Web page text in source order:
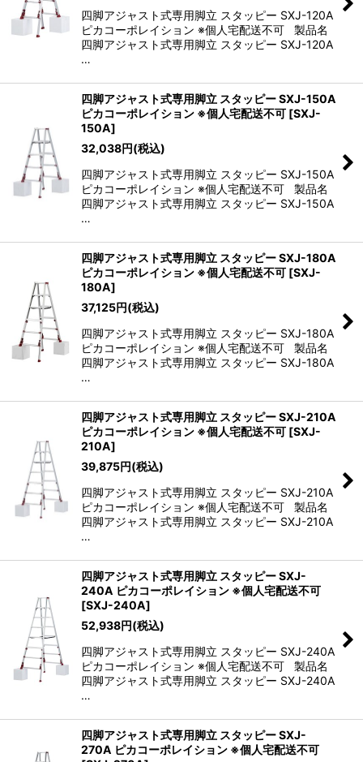
四脚アジャスト式専用脚立 スタッピー SXJ-120A
ピカコーポレイション ※個人宅配送不可 製品名
四脚アジャスト式専用脚立 スタッピー SXJ-120A
…
四脚アジャスト式専用脚立 スタッピー SXJ-150A
ピカコーポレイション ※個人宅配送不可 [SXJ-
150A]
32,038円(税込)
四脚アジャスト式専用脚立 スタッピー SXJ-150A
ピカコーポレイション ※個人宅配送不可 製品名
四脚アジャスト式専用脚立 スタッピー SXJ-150A
…
四脚アジャスト式専用脚立 スタッピー SXJ-180A
ピカコーポレイション ※個人宅配送不可 [SXJ-
180A]
37,125円(税込)
四脚アジャスト式専用脚立 スタッピー SXJ-180A
ピカコーポレイション ※個人宅配送不可 製品名
四脚アジャスト式専用脚立 スタッピー SXJ-180A
…
四脚アジャスト式専用脚立 スタッピー SXJ-210A
ピカコーポレイション ※個人宅配送不可 [SXJ-
210A]
39,875円(税込)
四脚アジャスト式専用脚立 スタッピー SXJ-210A
ピカコーポレイション ※個人宅配送不可 製品名
四脚アジャスト式専用脚立 スタッピー SXJ-210A
…
四脚アジャスト式専用脚立 スタッピー SXJ-
240A ピカコーポレイション ※個人宅配送不可
[SXJ-240A]
52,938円(税込)
四脚アジャスト式専用脚立 スタッピー SXJ-240A
ピカコーポレイション ※個人宅配送不可 製品名
四脚アジャスト式専用脚立 スタッピー SXJ-240A
…
四脚アジャスト式専用脚立 スタッピー SXJ-
270A ピカコーポレイション ※個人宅配送不可